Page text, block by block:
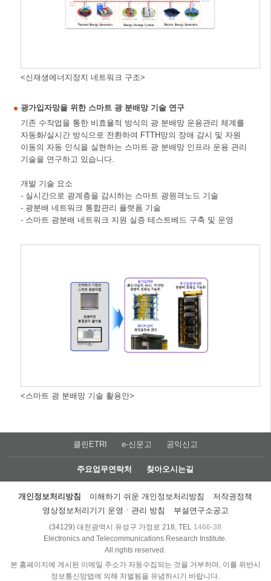
<신재생에너지장치 네트워크 구조>
광가입자망을 위한 스마트 광 분배망 기술 연구
기존 수작업을 통한 비효율적 방식의 광 분배망 운용관리 체계를
자동화/실시간 방식으로 전환하여 FTTH망의 장애 감시 및 자원
이동의 자동 인식을 실현하는 스마트 광 분배망 인프라 운용 관리
기술을 연구하고 있습니다.
개발 기술 요소
- 실시간으로 광계층을 감시하는 스마트 광원격노드 기술
- 광분배 네트워크 통합관리 플랫폼 기술
- 스마트 광분배 네트워크 지원 실증 테스트베드 구축 및 운영
<스마트 광 분배망 기술 활용안>
클린ETRI e-신문고 공익신고
주요업무연락처 찾아오시는길
개인정보처리방침 이해하기 쉬운 개인정보처리방침
저작권정책
영상정보처리기기 운영ㆍ관리 방침
부설연구소공고
(34129) 대전광역시 유성구 가정로 218, TEL 1466-38
Electronics and Telecommunications Research Institute.
All rights reserved.
본 홈페이지에 게시된 이메일 주소가 자동수집되는 것을 거부하며, 이를 위반시
정보통신망법에 의해 처벌됨을 유념하시기 바랍니다.